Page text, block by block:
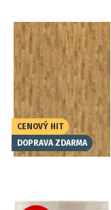
CENOVÝ HIT
DOPRAVA ZDARMA